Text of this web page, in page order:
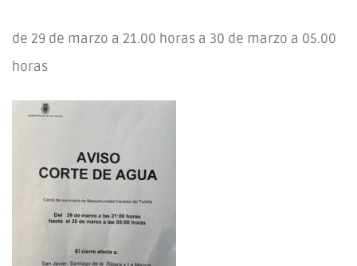
de 29 de marzo a 21.00 horas a 30 de marzo a 05.00
horas